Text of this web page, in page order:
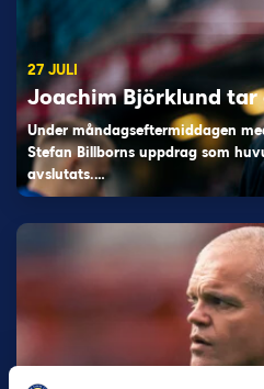
27 JULI
Joachim Björklund tar
Under måndagseftermiddagen
Stefan Billborns uppdrag som
avslutats.…